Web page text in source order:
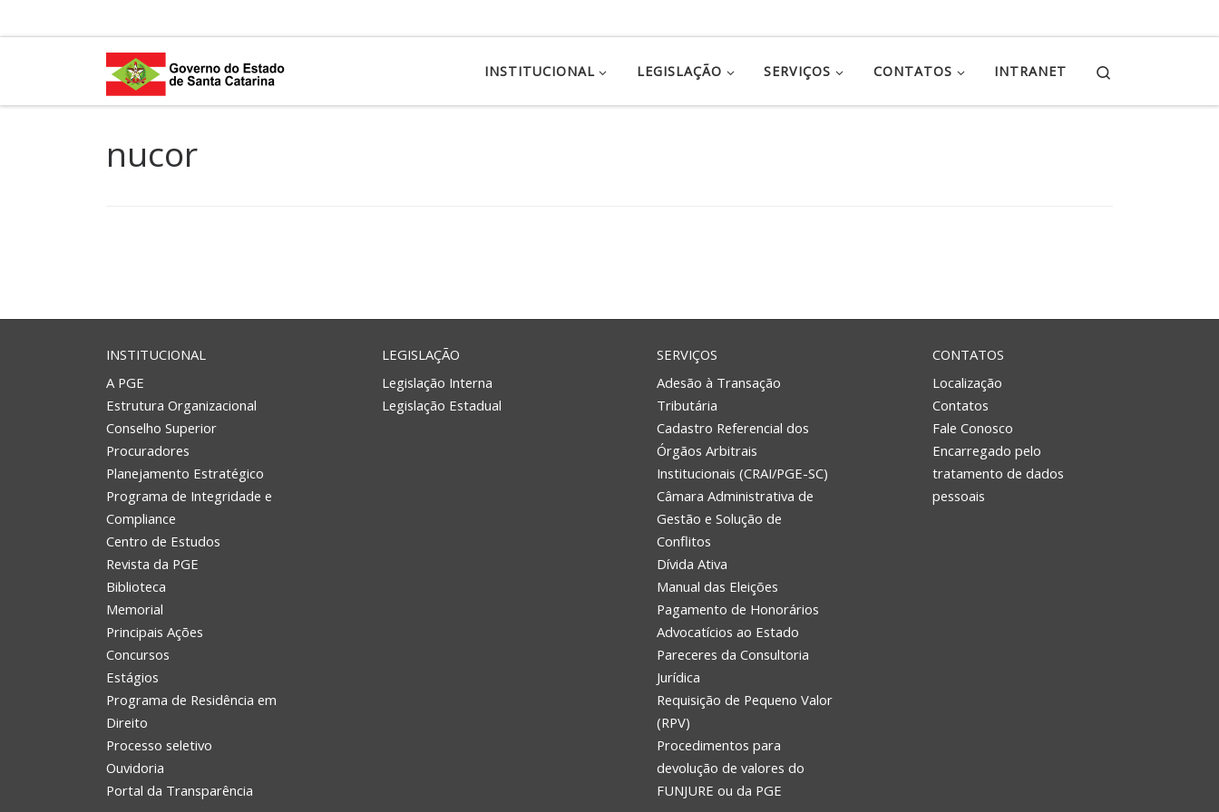
INSTITUCIONAL LEGISLAÇÃO SERVIÇOS CONTATOS INTRANET
nucor
INSTITUCIONAL
A PGE
Estrutura Organizacional
Conselho Superior
Procuradores
Planejamento Estratégico
Programa de Integridade e
Compliance
Centro de Estudos
Revista da PGE
Biblioteca
Memorial
Principais Ações
Concursos
Estágios
Programa de Residência em
Direito
Processo seletivo
Ouvidoria
Portal da Transparência
LEGISLAÇÃO
Legislação Interna
Legislação Estadual
SERVIÇOS
Adesão à Transação
Tributária
Cadastro Referencial dos
Órgãos Arbitrais
Institucionais (CRAI/PGE-SC)
Câmara Administrativa de
Gestão e Solução de
Conflitos
Dívida Ativa
Manual das Eleições
Pagamento de Honorários
Advocatícios ao Estado
Pareceres da Consultoria
Jurídica
Requisição de Pequeno Valor
(RPV)
Procedimentos para
devolução de valores do
FUNJURE ou da PGE
CONTATOS
Localização
Contatos
Fale Conosco
Encarregado pelo
tratamento de dados
pessoais